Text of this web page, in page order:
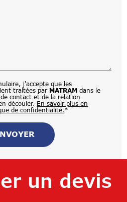
j'accepte que les
traitées par MATRAM dans le
contact et de la relation
découler. En savoir plus en
de confidentialité.*
un devis